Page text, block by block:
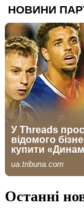
Останні